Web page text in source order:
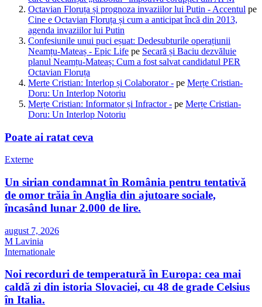
Octavian Floruța și prognoza invaziilor lui Putin - Accentul pe
Cine e Octavian Floruța și cum a anticipat încă din 2013,
agenda invaziilor lui Putin
Confesiunile unui puci eșuat: Dedesubturile operațiunii
Neamțu-Mateaș - Epic Life pe Secară și Baciu dezvăluie
planul Neamțu-Mateaș: Cum a fost salvat candidatul PER
Octavian Floruța
Merte Cristian: Interlop și Colaborator - pe Merțe Cristian-
Doru: Un Interlop Notoriu
Merțe Cristian: Informator și Infractor - pe Merțe Cristian-
Doru: Un Interlop Notoriu
Poate ai ratat ceva
Externe
Un sirian condamnat în România pentru tentativă
de omor trăia în Anglia din ajutoare sociale,
încasând lunar 2.000 de lire.
august 7, 2026
M Lavinia
Internationale
Noi recorduri de temperatură în Europa: cea mai
caldă zi din istoria Slovaciei, cu 48 de grade Celsius
în Italia.